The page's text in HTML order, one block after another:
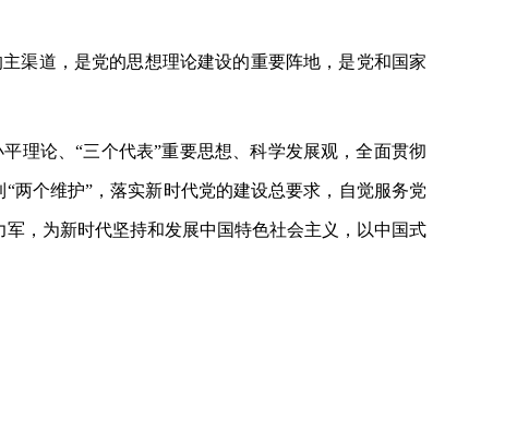
渠道，是党的思想理论建设的重要阵地，是党和国家
平理论、“三个代表”重要思想、科学发展观，全面贯彻
两个维护”，落实新时代党的建设总要求，自觉服务党
，为新时代坚持和发展中国特色社会主义，以中国式